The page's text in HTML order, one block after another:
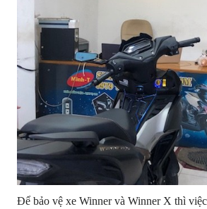
Để bảo vệ xe Winner và Winner X thì